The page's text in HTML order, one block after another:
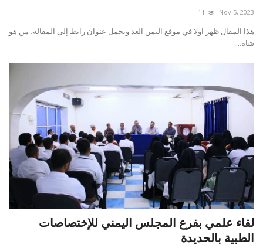
Nov 5, 2023
11
هذا المقال ظهر اولا في موقع اليمن الغد ويحمل عنوان رابط إلى المقالة، من هو
شاه...
لقاء علمي بفرع المجلس اليمني للإختصاصات
الطبية بالحديدة